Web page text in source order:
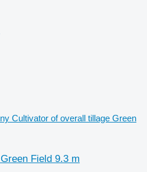
ny Cultivator of overall tillage Green
Field 9.3 m